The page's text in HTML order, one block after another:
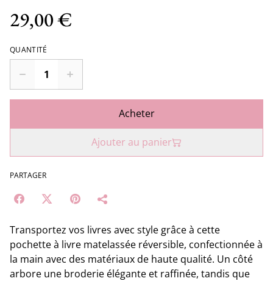
29,00 €
QUANTITÉ
Acheter
Ajouter au panier
PARTAGER
Transportez vos livres avec style grâce à cette
pochette à livre matelassée réversible, confectionnée à
la main avec des matériaux de haute qualité. Un côté
arbore une broderie élégante et raffinée, tandis que